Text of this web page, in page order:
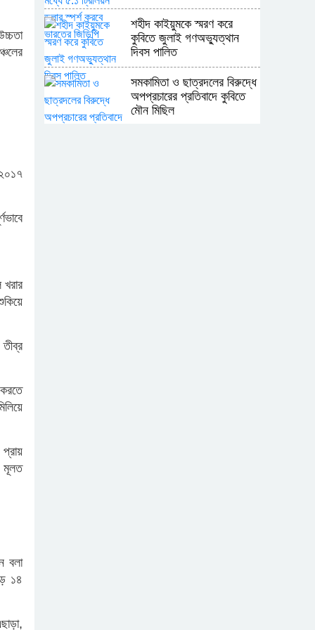
মূলত
বলা
১৪
শহীদ কাইয়ুমকে স্মরণ করে
কুবিতে জুলাই গণঅভ্যুত্থান
দিবস পালিত
সমকামিতা ও ছাত্রদলের বিরুদ্ধে
অপপ্রচারের প্রতিবাদে কুবিতে
মৌন মিছিল